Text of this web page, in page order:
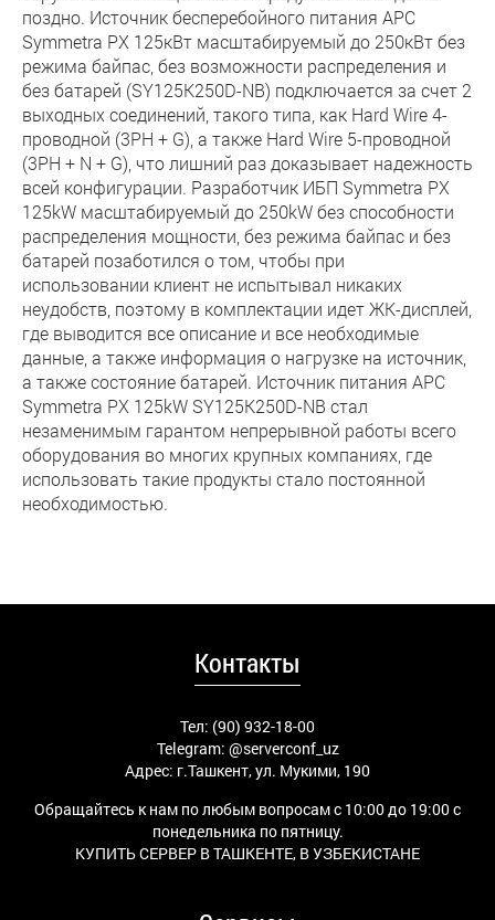
поздно. Источник бесперебойного питания APC
Symmetra PX 125кВт масштабируемый до 250кВт без
режима байпас, без возможности распределения и
без батарей (SY125K250D-NB) подключается за счет 2
выходных соединений, такого типа, как Hard Wire 4-
проводной (3PH + G), а также Hard Wire 5-проводной
(3PH + N + G), что лишний раз доказывает надежность
всей конфигурации. Разработчик ИБП Symmetra PX
125kW масштабируемый до 250kW без способности
распределения мощности, без режима байпас и без
батарей позаботился о том, чтобы при
использовании клиент не испытывал никаких
неудобств, поэтому в комплектации идет ЖК-дисплей,
где выводится все описание и все необходимые
данные, а также информация о нагрузке на источник,
а также состояние батарей. Источник питания APC
Symmetra PX 125kW SY125K250D-NB стал
незаменимым гарантом непрерывной работы всего
оборудования во многих крупных компаниях, где
использовать такие продукты стало постоянной
необходимостью.
Контакты
Тел: (90) 932-18-00
Telegram: @serverconf_uz
Адрес: г.Ташкент, ул. Мукими, 190
Обращайтесь к нам по любым вопросам с 10:00 до 19:00 с
понедельника по пятницу.
КУПИТЬ СЕРВЕР В ТАШКЕНТЕ, В УЗБЕКИСТАНЕ